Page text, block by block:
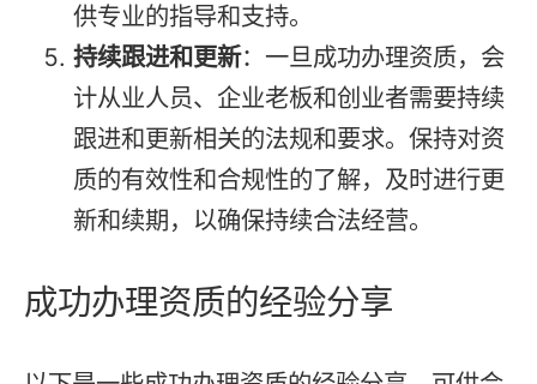
供专业的指导和支持。
持续跟进和更新：一旦成功办理资质，会
计从业人员、企业老板和创业者需要持续
跟进和更新相关的法规和要求。保持对资
质的有效性和合规性的了解，及时进行更
新和续期，以确保持续合法经营。
成功办理资质的经验分享